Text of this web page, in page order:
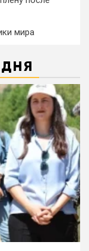
мира